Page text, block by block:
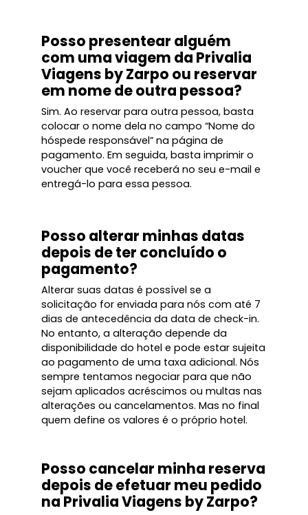
Posso presentear alguém
com uma viagem da Privalia
Viagens by Zarpo ou reservar
em nome de outra pessoa?
Sim. Ao reservar para outra pessoa, basta
colocar o nome dela no campo “Nome do
hóspede responsável” na página de
pagamento. Em seguida, basta imprimir o
voucher que você receberá no seu e-mail e
entregá-lo para essa pessoa.
Posso alterar minhas datas
depois de ter concluído o
pagamento?
Alterar suas datas é possível se a
solicitação for enviada para nós com até 7
dias de antecedência da data de check-in.
No entanto, a alteração depende da
disponibilidade do hotel e pode estar sujeita
ao pagamento de uma taxa adicional. Nós
sempre tentamos negociar para que não
sejam aplicados acréscimos ou multas nas
alterações ou cancelamentos. Mas no final
quem define os valores é o próprio hotel.
Posso cancelar minha reserva
depois de efetuar meu pedido
na Privalia Viagens by Zarpo?